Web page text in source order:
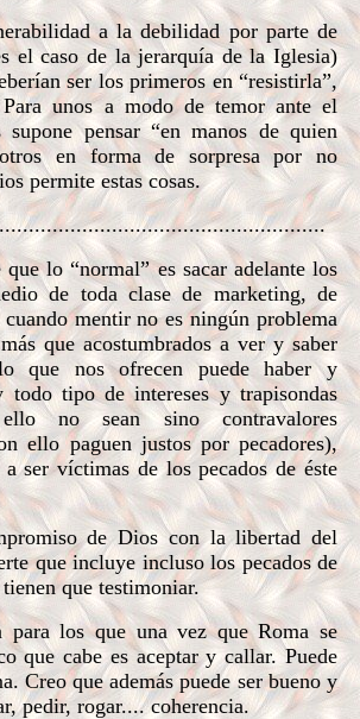
a la debilidad por parte de
el caso de la jerarquía de la Iglesia)
ser los primeros en “resistirla”,
unos a modo de temor ante el
supone pensar “en manos de quien
en forma de sorpresa por no
permite estas cosas.
lo “normal” es sacar adelante los
de toda clase de marketing, de
mentir no es ningún problema
que acostumbrados a ver y saber
que nos ofrecen puede haber y
todo tipo de intereses y trapisondas
no sean sino contravalores
ello paguen justos por pecadores),
ser víctimas de los pecados de éste
de Dios con la libertad del
que incluye incluso los pecados de
que testimoniar.
para los que una vez que Roma se
que cabe es aceptar y callar. Puede
Creo que además puede ser bueno y
pedir, rogar.... coherencia.